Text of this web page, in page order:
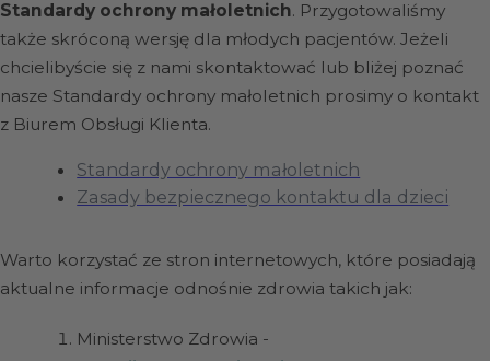
Standardy ochrony małoletnich. Przygotowaliśmy
także skróconą wersję dla młodych pacjentów. Jeżeli
chcielibyście się z nami skontaktować lub bliżej poznać
nasze Standardy ochrony małoletnich prosimy o kontakt
z Biurem Obsługi Klienta.
Standardy ochrony małoletnich
Zasady bezpiecznego kontaktu dla dzieci
Warto korzystać ze stron internetowych, które posiadają
aktualne informacje odnośnie zdrowia takich jak:
Ministerstwo Zdrowia -